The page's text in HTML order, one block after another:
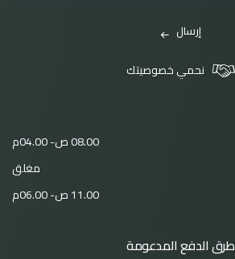
إرسال
نحمي خصوصيتك
08.00 ص- 04.00م
مغلق
11.00 ص- 06.00م
طرق الدفع المدعومة